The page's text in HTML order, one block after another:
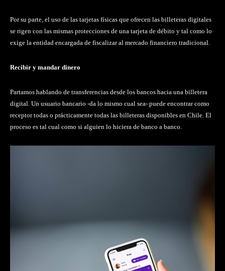
Por su parte, el uso de las tarjetas físicas que ofrecen las billeteras digitales
se rigen con las mismas protecciones de una tarjeta de débito y tal como lo
exige la entidad encargada de fiscalizar al mercado financiero tradicional.
Recibir y mandar dinero
Partamos hablando de transferencias desde los bancos hacia una billetera
digital. Un usuario bancario -da lo mismo cual sea- puede encontrar como
receptor todas o prácticamente todas las billeteras disponibles en Chile. El
proceso es tal cual como si alguien lo hiciera de banco a banco.